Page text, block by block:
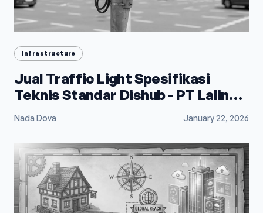
Infrastructure
Jual Traffic Light Spesifikasi
Teknis Standar Dishub - PT Lalindo
Mega Utama
Nada Dova January 22, 2026